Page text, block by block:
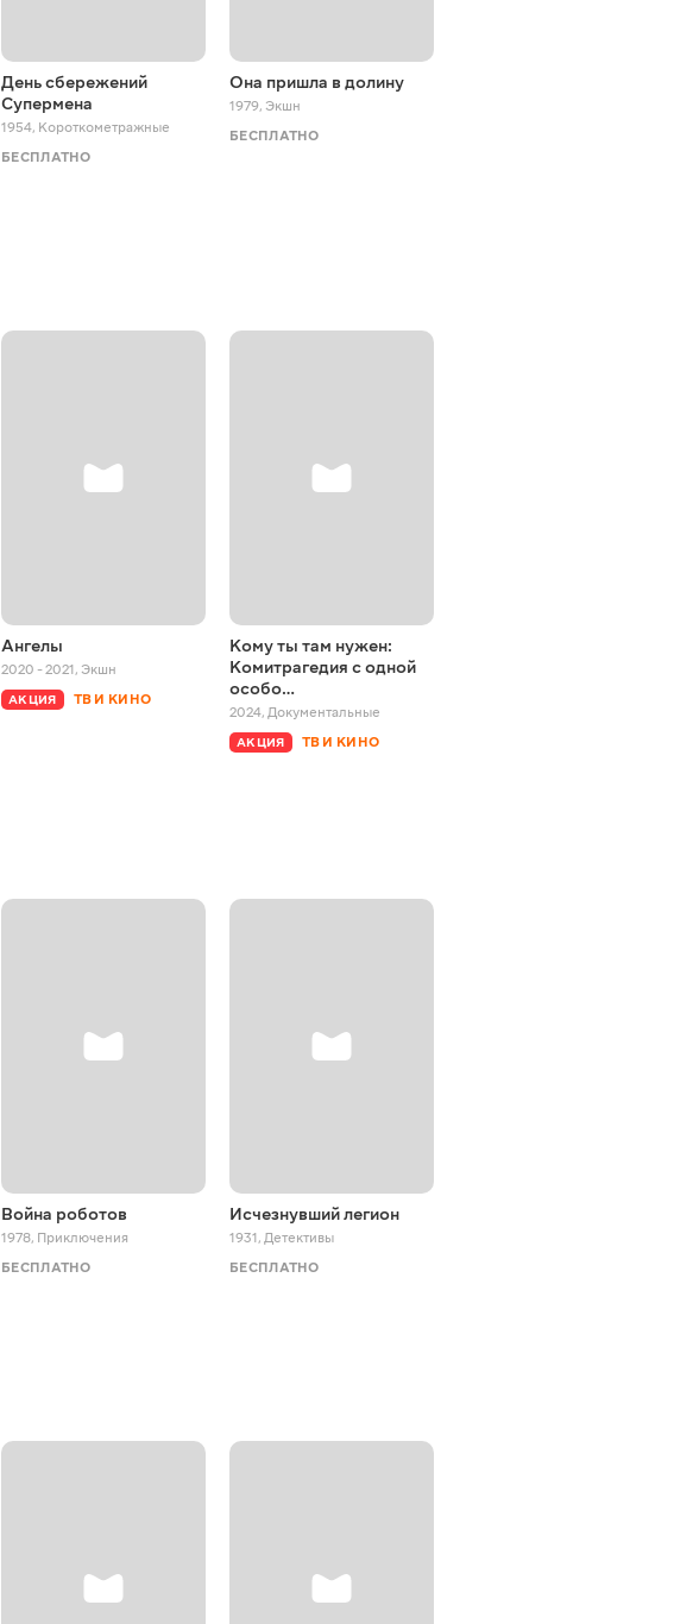
День сбережений
Супермена
1954, Короткометражные
БЕСПЛАТНО
Она пришла в долину
1979, Экшн
БЕСПЛАТНО
Ангелы
2020 - 2021, Экшн
АКЦИЯ ТВ И КИНО
Кому ты там нужен:
Комитрагедия с одной
особо…
2024, Документальные
АКЦИЯ ТВ И КИНО
Война роботов
1978, Приключения
БЕСПЛАТНО
Исчезнувший легион
1931, Детективы
БЕСПЛАТНО